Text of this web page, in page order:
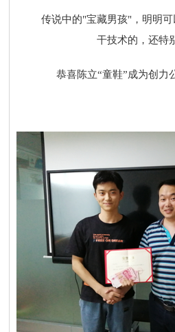
传说中的"宝藏男孩"，明明
干技术的，还特
恭喜陈立“童鞋”成为创力